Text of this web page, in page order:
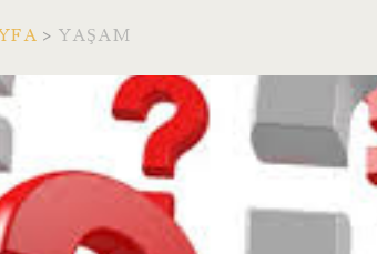
> YAŞAM
span>